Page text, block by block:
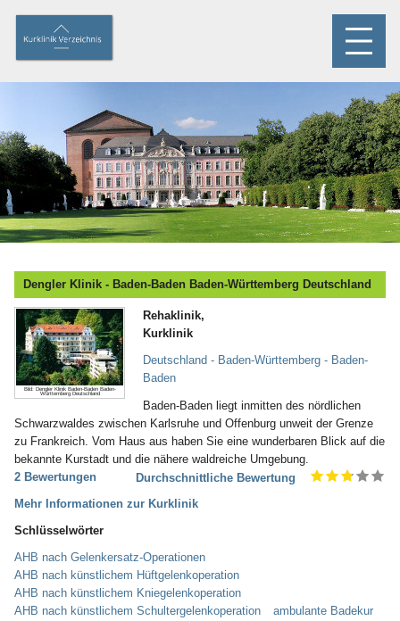
Dengler Klinik - Baden-Baden Baden-Württemberg Deutschland
Bild: Dengler Klinik Baden-Baden Baden-
Württemberg Deutschland
Rehaklinik,
Kurklinik
Deutschland - Baden-Württemberg - Baden-
Baden
Baden-Baden liegt inmitten des nördlichen
Schwarzwaldes zwischen Karlsruhe und Offenburg unweit der Grenze
zu Frankreich. Vom Haus aus haben Sie eine wunderbaren Blick auf die
bekannte Kurstadt und die nähere waldreiche Umgebung.
2 Bewertungen
Durchschnittliche Bewertung
Mehr Informationen zur Kurklinik
Schlüsselwörter
AHB nach Gelenkersatz-Operationen
AHB nach künstlichem Hüftgelenkoperation
AHB nach künstlichem Kniegelenkoperation
AHB nach künstlichem Schultergelenkoperation
ambulante Badekur